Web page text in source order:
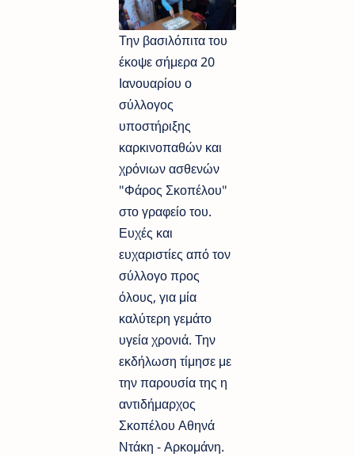
Την βασιλόπιτα του
έκοψε σήμερα 20
Ιανουαρίου ο
σύλλογος
υποστήριξης
καρκινοπαθών και
χρόνιων ασθενών
"Φάρος Σκοπέλου"
στο γραφείο του.
Ευχές και
ευχαριστίες από τον
σύλλογο προς
όλους, για μία
καλύτερη γεμάτο
υγεία χρονιά. Την
εκδήλωση τίμησε με
την παρουσία της η
αντιδήμαρχος
Σκοπέλου Αθηνά
Ντάκη - Αρκομάνη.